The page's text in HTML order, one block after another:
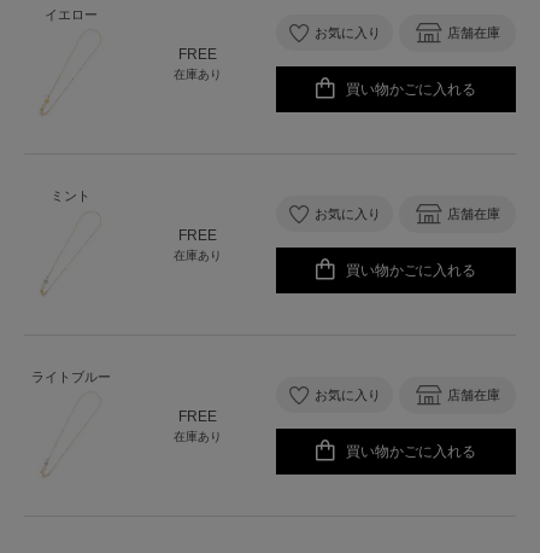
イエロー
FREE
在庫あり
お気に入り 店舗在庫
買い物かごに入れる
ミント
FREE
在庫あり
お気に入り 店舗在庫
買い物かごに入れる
ライトブルー
FREE
在庫あり
お気に入り 店舗在庫
買い物かごに入れる